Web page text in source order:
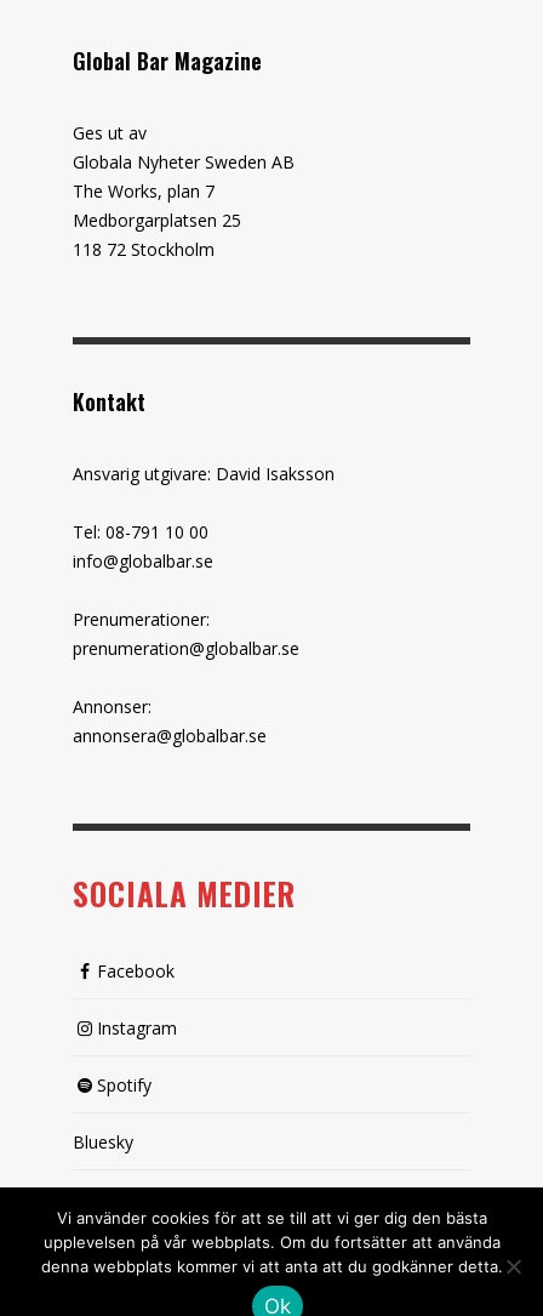
Global Bar Magazine
Ges ut av
Globala Nyheter Sweden AB
The Works, plan 7
Medborgarplatsen 25
118 72 Stockholm
Kontakt
Ansvarig utgivare: David Isaksson
Tel: 08-791 10 00
info@globalbar.se
Prenumerationer:
prenumeration@globalbar.se
Annonser:
annonsera@globalbar.se
SOCIALA MEDIER
Facebook
Instagram
Spotify
Bluesky
Vi använder cookies för att se till att vi ger dig den bästa
upplevelsen på vår webbplats. Om du fortsätter att använda
denna webbplats kommer vi att anta att du godkänner detta.
Ok